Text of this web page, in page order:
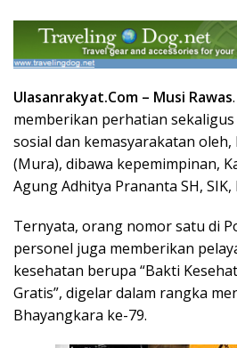
Ulasanrakyat.Com – Musi Rawas
memberikan perhatian
sosial dan kemasyarakatan oleh,
(Mura), dibawa kepemimpinan,
Agung Adhitya Prananta SH, SIK,
Ternyata, orang nomor satu di
personel juga memberikan
kesehatan berupa “Bakti
Gratis”, digelar dalam rangka
Bhayangkara ke-79.